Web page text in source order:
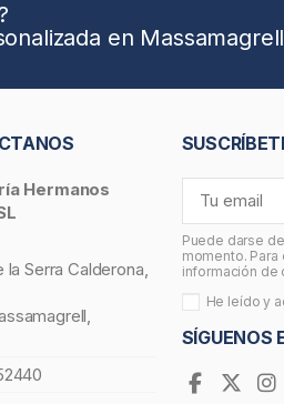
en Massamagrell
Hermanos
la Serra Calderona,
Puede darse
momento. Para
información de
He leído y
SÍGUENOS